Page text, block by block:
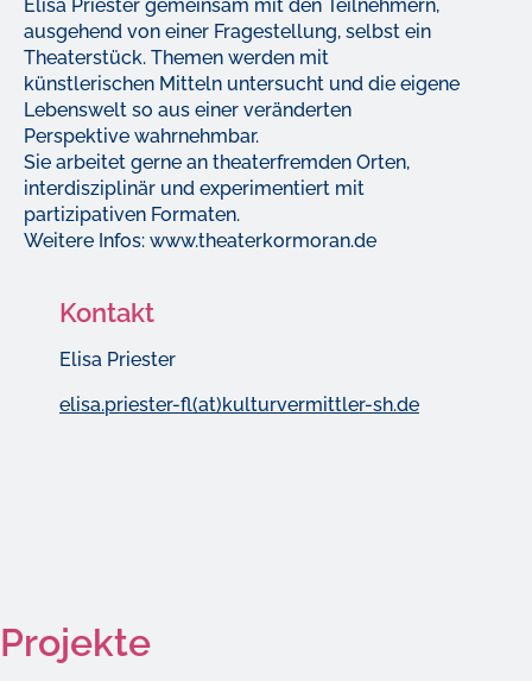
Elisa Priester gemeinsam mit den Teilnehmern,
ausgehend von einer Fragestellung, selbst ein
Theaterstück. Themen werden mit
künstlerischen Mitteln untersucht und die eigene
Lebenswelt so aus einer veränderten
Perspektive wahrnehmbar.
Sie arbeitet gerne an theaterfremden Orten,
interdisziplinär und experimentiert mit
partizipativen Formaten.
Weitere Infos: www.theaterkormoran.de
Kontakt
Elisa Priester
elisa.priester-fl(at)kulturvermittler-sh.de
Projekte